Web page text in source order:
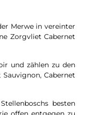
Merwe in vereinter
Zorgvliet Cabernet
und zählen zu den
Cabernet
besten